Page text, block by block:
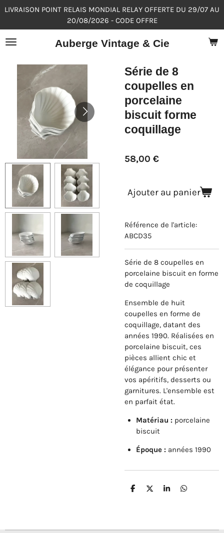
Passer
contenu
principal
Auberge Vintage & Cie
LIVRAISON POINT RELAIS MONDIAL RELAY OFFERTE DU 29/07 AU
20/08/2026 - CODE OFFRE
Série de 8
coupelles en
porcelaine
biscuit forme
coquillage
58,00 €
Ajouter au panier
Référence de l'article:
ABCD35
Série de 8 coupelles en
porcelaine biscuit en forme
de coquillage
Ensemble de huit
coupelles en forme de
coquillage, datant des
années 1990. Réalisées en
porcelaine biscuit, ces
pièces allient chic et
élégance pour présenter
vos apéritifs, desserts ou
garnitures. L'ensemble est
en parfait état.
Matériau :porcelaine
biscuit
Époque :années 1990
P
g
P
g
P
g
P
g